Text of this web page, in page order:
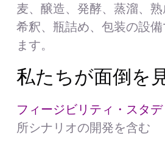
麦、醸造、発酵、蒸溜、
希釈、瓶詰め、包装の設
ます。
私たちが面倒を
フィージビリティ・スタデ
所シナリオの開発を含む